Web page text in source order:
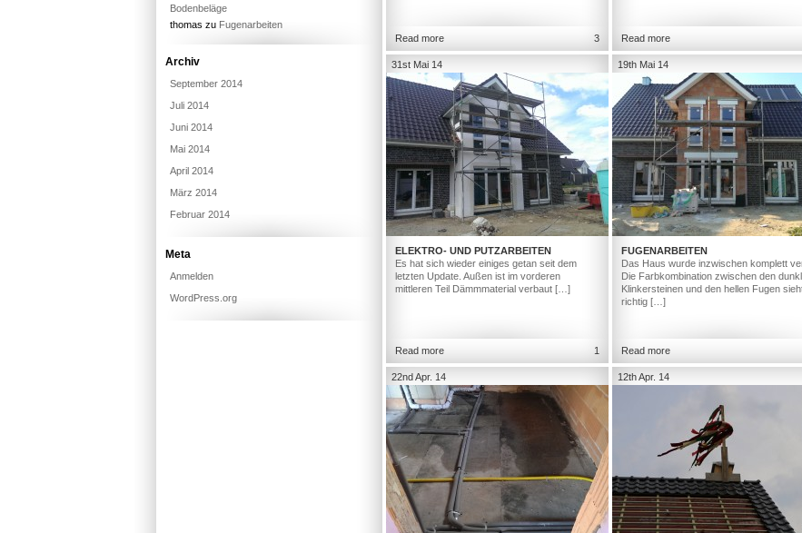
Read more 3 Read more
31st Mai 14
ELEKTRO- UND PUTZARBEITEN
Es hat sich wieder einiges getan seit dem
letzten Update. Außen ist im vorderen
mittleren Teil Dämmmaterial verbaut […]
Read more 1
19th Mai 14
FUGENARBEITEN
Das Haus wurde inzwischen komplett
Die Farbkombination zwischen den
Klinkersteinen und den hellen Fugen
richtig […]
Read more
22nd Apr. 14 12th Apr. 14
Bodenbeläge
thomas zu Fugenarbeiten
Archiv
September 2014
Juli 2014
Juni 2014
Mai 2014
April 2014
März 2014
Februar 2014
Meta
Anmelden
WordPress.org